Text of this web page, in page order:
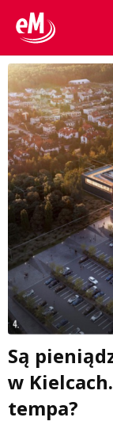
Są
w
tempa?